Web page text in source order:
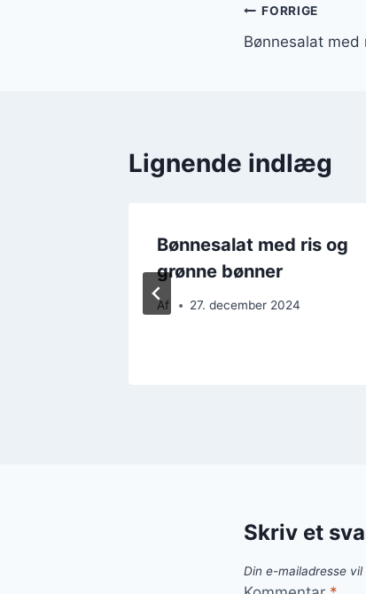
FORRIGE
Bønnesalat
Lignende indlæg
Bønnesalat med ris og
grønne bønner
Af 27. december 2024
Skriv et
Din e-mailadresse